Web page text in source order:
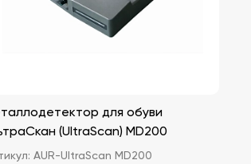
для обуви
(UltraScan) MD200
AUR-UltraScan MD200